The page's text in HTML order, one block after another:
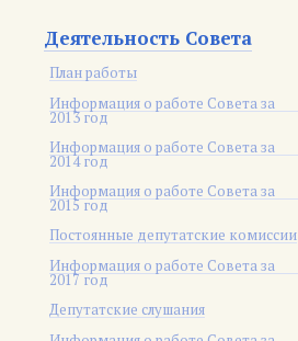
Деятельность Совета
План работы
Информация о работе Совета за
2013 год
Информация о работе Совета за
2014 год
Информация о работе Совета за
2015 год
Постоянные депутатские комиссии
Информация о работе Совета за
2017 год
Депутатские слушания